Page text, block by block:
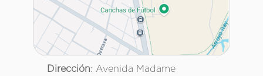
Dirección: Avenida Madame